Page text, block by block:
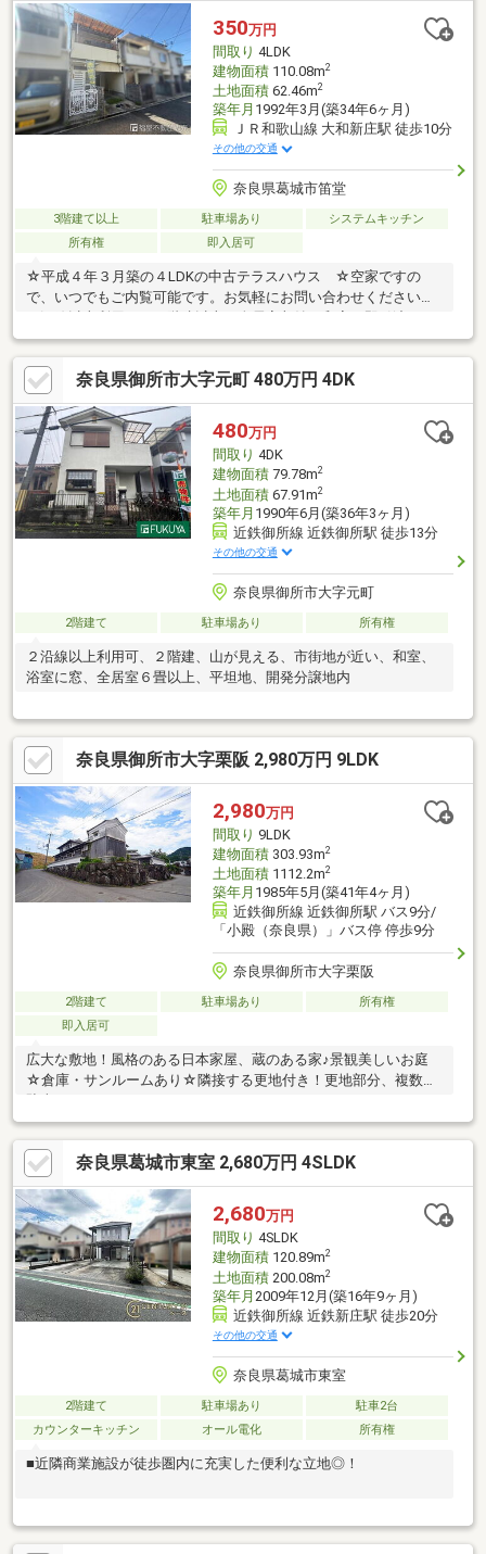
350万円
間取り 4LDK
建物面積110.08m2
土地面積62.46m2
築年月 1992年3月(築34年6ヶ月)
ＪＲ和歌山線 大和新庄駅 徒歩10分
その他の交通
奈良県葛城市笛堂
3階建て以上 駐車場あり
システムキッチン
所有権
即入居可
☆平成４年３月築の４LDKの中古テラスハウス ☆空家ですの
で、いつでもご内覧可能です。お気軽にお問い合わせください。
床下収納、システムキッチン、浴室に窓、平坦地
奈良県御所市大字元町 480万円 4DK
480万円
間取り 4DK
建物面積79.78m2
土地面積67.91m2
築年月 1990年6月(築36年3ヶ月)
近鉄御所線 近鉄御所駅 徒歩13分
その他の交通
奈良県御所市大字元町
2階建て 駐車場あり 所有権
２沿線以上利用可、２階建、山が見える、市街地が近い、和室、
浴室に窓、全居室６畳以上、平坦地、開発分譲地内
奈良県御所市大字栗阪 2,980万円 9LDK
2,980万円
間取り 9LDK
建物面積303.93m2
土地面積1112.2m2
築年月 1985年5月(築41年4ヶ月)
近鉄御所線 近鉄御所駅 バス9分/
「小殿（奈良県）」バス停 停歩9分
奈良県御所市大字栗阪
2階建て 駐車場あり
所有権
即入居可
広大な敷地！風格のある日本家屋、蔵のある家♪景観美しいお庭
☆倉庫・サンルームあり☆隣接する更地付き！更地部分、複数台
奈良県葛城市東室 2,680万円 4SLDK
2,680万円
間取り 4SLDK
建物面積120.89m2
土地面積200.08m2
築年月 2009年12月(築16年9ヶ月)
近鉄御所線 近鉄新庄駅 徒歩20分
その他の交通
奈良県葛城市東室
2階建て 駐車場あり
駐車2台
カウンターキッチン
オール電化 所有権
■近隣商業施設が徒歩圏内に充実した便利な立地◎！